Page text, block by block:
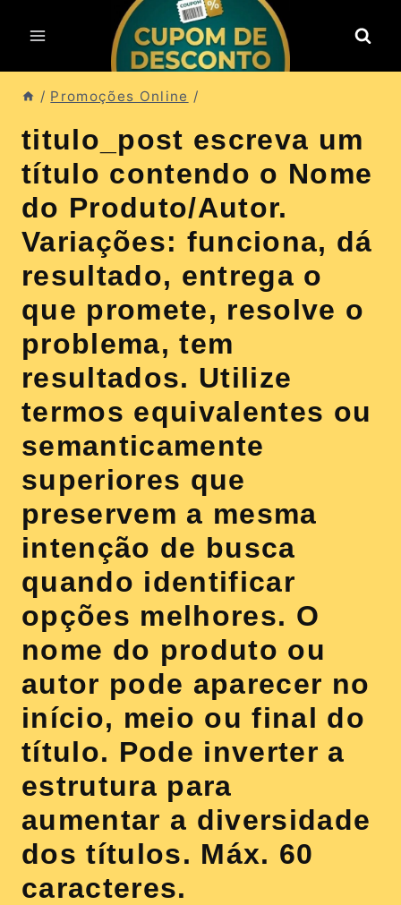
para
o
Conteúdo
/ Promoções Online /
titulo_post escreva um
título contendo o Nome
do Produto/Autor.
Variações: funciona, dá
resultado, entrega o
que promete, resolve o
problema, tem
resultados. Utilize
termos equivalentes ou
semanticamente
superiores que
preservem a mesma
intenção de busca
quando identificar
opções melhores. O
nome do produto ou
autor pode aparecer no
início, meio ou final do
título. Pode inverter a
estrutura para
aumentar a diversidade
dos títulos. Máx. 60
caracteres.